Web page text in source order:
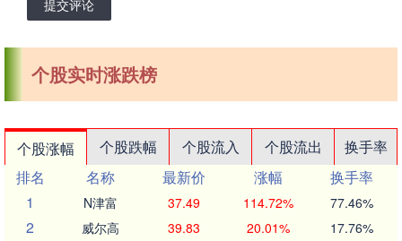
提交评论
个股实时涨跌榜
个股涨幅 个股跌幅 个股流入 个股流出
换手率
排名
名称 最新价 涨幅
换手率
1
N津富 37.49 114.72% 77.46%
2 威尔高 39.83 20.01% 17.76%